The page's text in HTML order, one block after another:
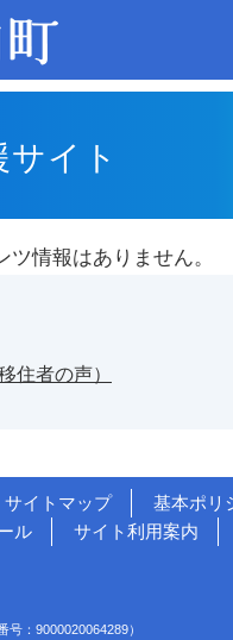
ページの本文へ移動
サイト
情報はありません。
住者の声）
サイトマップ
基本ポリ
ル
サイト利用案内
号：9000020064289）